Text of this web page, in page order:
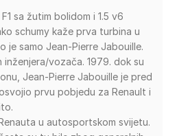
sa žutim bolidom i 1.5 v6
schumy kaže prva turbina u
je samo Jean-Pierre Jabouille.
vozača. 1979. dok su
Jean-Pierre Jabouille je pred
prvu pobjedu za Renault i
u autosportskom svijetu.